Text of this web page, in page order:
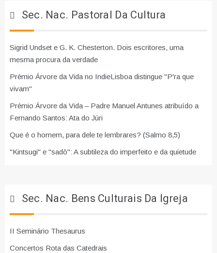
Sec. Nac. Pastoral Da Cultura
Sigrid Undset e G. K. Chesterton. Dois escritores, uma
mesma procura da verdade
Prémio Árvore da Vida no IndieLisboa distingue "P'ra que
vivam"
Prémio Árvore da Vida – Padre Manuel Antunes atribuído a
Fernando Santos: Ata do Júri
Que é o homem, para dele te lembrares? (Salmo 8,5)
"Kintsugi" e "sadō": A subtileza do imperfeito e da quietude
Sec. Nac. Bens Culturais Da Igreja
II Seminário Thesaurus
Concertos Rota das Catedrais